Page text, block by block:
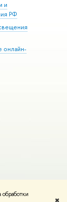
и
РФ
онлайн-
Редактору